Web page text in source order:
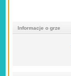
Informacje o grze